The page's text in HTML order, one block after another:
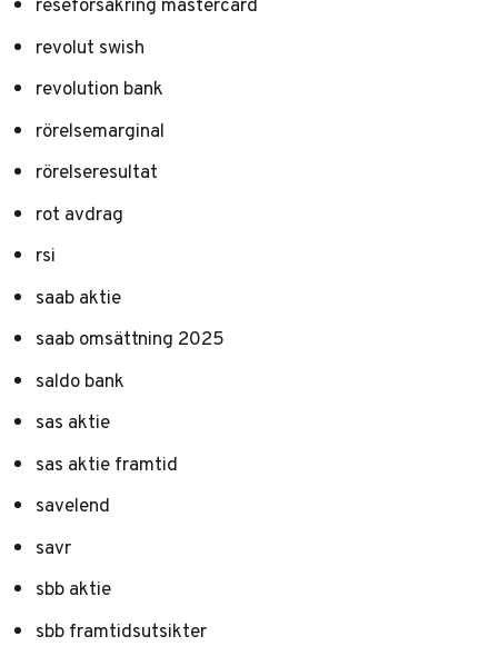
revolut swish
revolution bank
rörelsemarginal
rörelseresultat
rot avdrag
rsi
saab aktie
saab omsättning 2025
saldo bank
sas aktie
sas aktie framtid
savelend
savr
sbb aktie
sbb framtidsutsikter